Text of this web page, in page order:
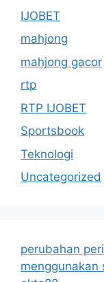
IJOBET
mahjong
mahjong gacor
rtp
RTP IJOBET
Sportsbook
Teknologi
Uncategorized
perubahan
menggunakan